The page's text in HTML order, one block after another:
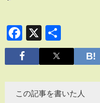
Facebook
X
有
この記事を書いた人